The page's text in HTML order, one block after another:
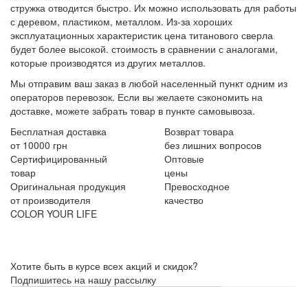
стружка отводится быстро. Их можно использовать для работы
с деревом, пластиком, металлом. Из-за хороших
эксплуатационных характеристик цена титанового сверла
будет более высокой. стоимость в сравнении с аналогами,
которые производятся из других металлов.
Мы отправим ваш заказ в любой населенный пункт одним из
операторов перевозок. Если вы желаете сэкономить на
доставке, можете забрать товар в пункте самовывоза.
Бесплатная доставка
от 10000 грн
Возврат товара
без лишних вопросов
Сертифицированный
товар
Оптовые
цены
Оригинальная продукция
от производителя
Превосходное
качество
COLOR YOUR LIFE
Хотите быть в курсе всех акций и скидок?
Подпишитесь на нашу рассылку